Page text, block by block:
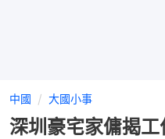
中國 大國小事
深圳豪宅家傭揭